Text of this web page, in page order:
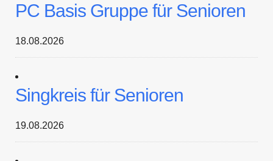
PC Basis Gruppe für Senioren
18.08.2026
Singkreis für Senioren
19.08.2026